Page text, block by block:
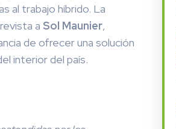
al trabajo híbrido. La
a Sol Maunier,
de ofrecer una solución
interior del país.